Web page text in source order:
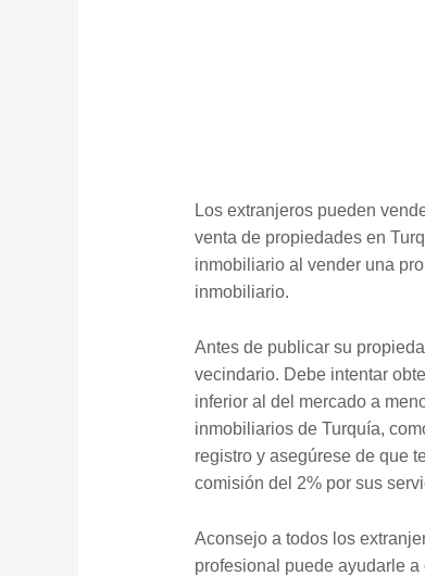
Los extranjeros pueden
venta de propiedades en
inmobiliario al vender una
inmobiliario.
Antes de publicar su
vecindario. Debe intentar
inferior al del mercado a
inmobiliarios de Turquía,
registro y asegúrese de que
comisión del 2% por sus
Aconsejo a todos los
profesional puede ayudarle